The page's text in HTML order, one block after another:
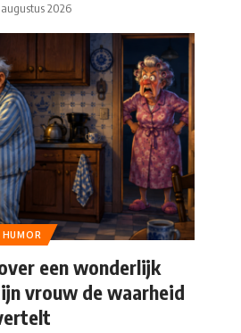
2026
HUMOR
een wonderlijk
vrouw de waarheid